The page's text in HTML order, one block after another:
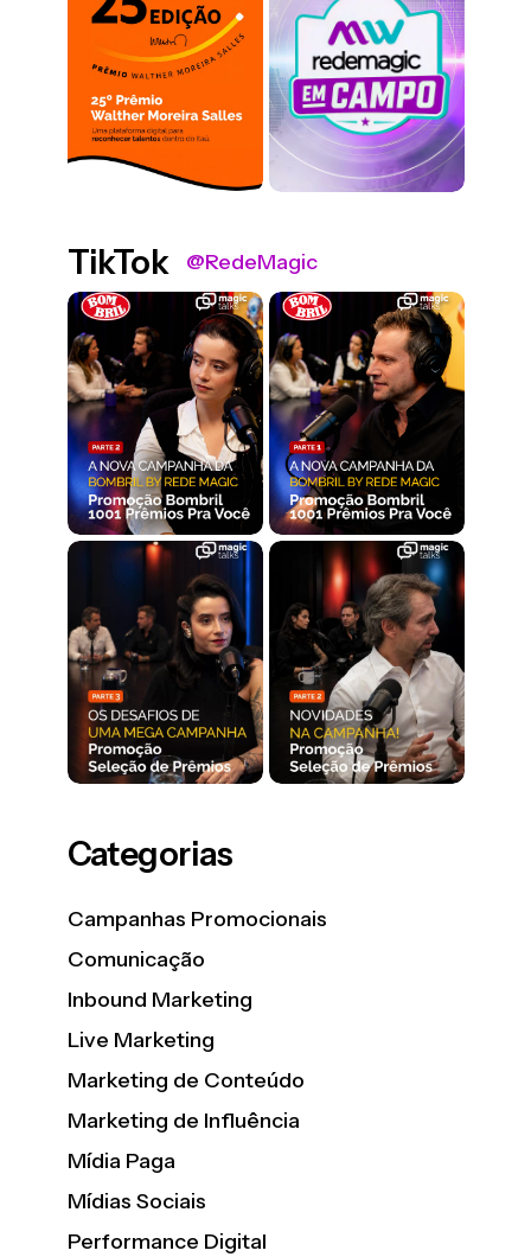
TikTok @RedeMagic
Categorias
Campanhas Promocionais
Comunicação
Inbound Marketing
Live Marketing
Marketing de Conteúdo
Marketing de Influência
Mídia Paga
Mídias Sociais
Performance Digital